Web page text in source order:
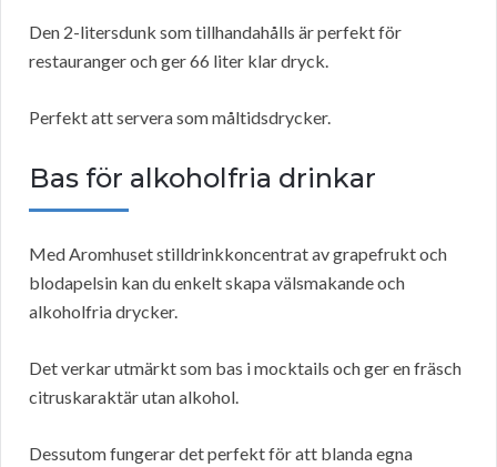
Den 2-litersdunk som tillhandahålls är perfekt för
restauranger och ger 66 liter klar dryck.
Perfekt att servera som måltidsdrycker.
Bas för alkoholfria drinkar
Med Aromhuset stilldrinkkoncentrat av grapefrukt och
blodapelsin kan du enkelt skapa välsmakande och
alkoholfria drycker.
Det verkar utmärkt som bas i mocktails och ger en fräsch
citruskaraktär utan alkohol.
Dessutom fungerar det perfekt för att blanda egna